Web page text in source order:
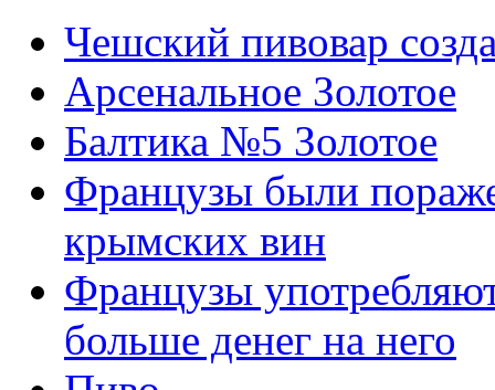
Чешский пивовар
Арсенальное Золотое
Балтика №5 Золотое
Французы были
крымских вин
Французы
больше денег на него